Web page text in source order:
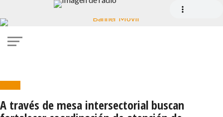
Salud
A través de mesa intersectorial buscan